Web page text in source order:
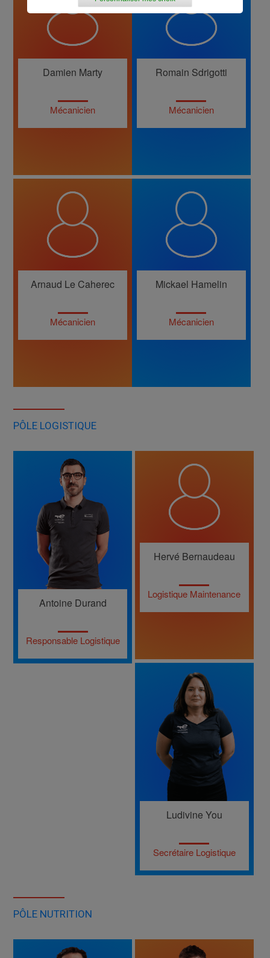
Damien Marty
Mécanicien
Romain Sdrigotti
Mécanicien
Arnaud Le Caherec
Mécanicien
Mickael Hamelin
Mécanicien
PÔLE LOGISTIQUE
Antoine Durand
Responsable Logistique
Hervé Bernaudeau
Logistique Maintenance
Ludivine You
Secrétaire Logistique
PÔLE NUTRITION